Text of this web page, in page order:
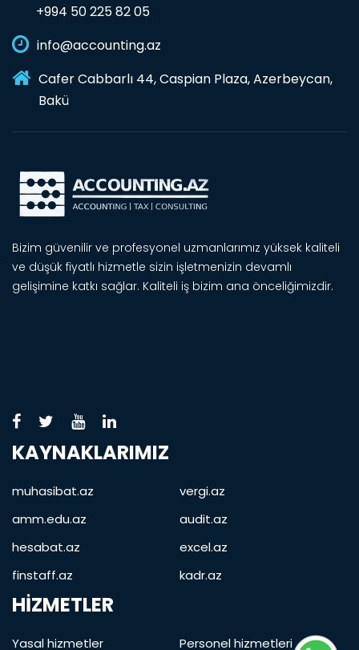
+994 50 225 82 05
info@accounting.az
Cafer Cabbarlı 44, Caspian Plaza, Azerbeycan,
Bakü
Bizim güvenilir ve profesyonel uzmanlarımız yüksek kaliteli
ve düşük fiyatlı hizmetle sizin işletmenizin devamlı
gelişimine katkı sağlar. Kaliteli iş bizim ana önceliğimizdir.
KAYNAKLARIMIZ
muhasibat.az
vergi.az
amm.edu.az
audit.az
hesabat.az
excel.az
finstaff.az
kadr.az
HIZMETLER
Yasal hizmetler Personel hizmetleri